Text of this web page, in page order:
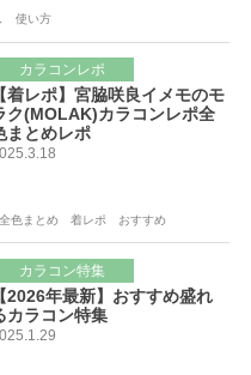
使い方
カラコンレポ
【着レポ】宮脇咲良イメモのモ
ク(MOLAK)カラコンレポ全
まとめレポ
色まとめ 着レポ おすすめ
カラコン特集
【2026年最新】おすすめ盛れ
カラコン特集